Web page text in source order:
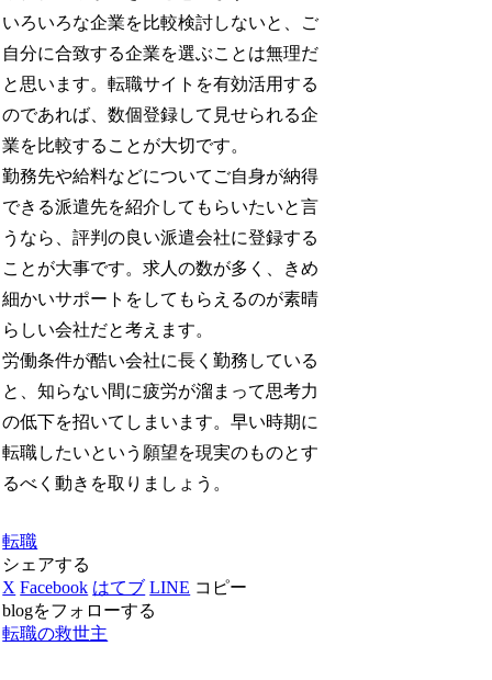
いろいろな企業を比較検討しないと、ご
自分に合致する企業を選ぶことは無理だ
と思います。転職サイトを有効活用する
のであれば、数個登録して見せられる企
業を比較することが大切です。
勤務先や給料などについてご自身が納得
できる派遣先を紹介してもらいたいと言
うなら、評判の良い派遣会社に登録する
ことが大事です。求人の数が多く、きめ
細かいサポートをしてもらえるのが素晴
らしい会社だと考えます。
労働条件が酷い会社に長く勤務している
と、知らない間に疲労が溜まって思考力
の低下を招いてしまいます。早い時期に
転職したいという願望を現実のものとす
るべく動きを取りましょう。
転職
シェアする
X Facebook はてブ LINE コピー
blogをフォローする
転職の救世主